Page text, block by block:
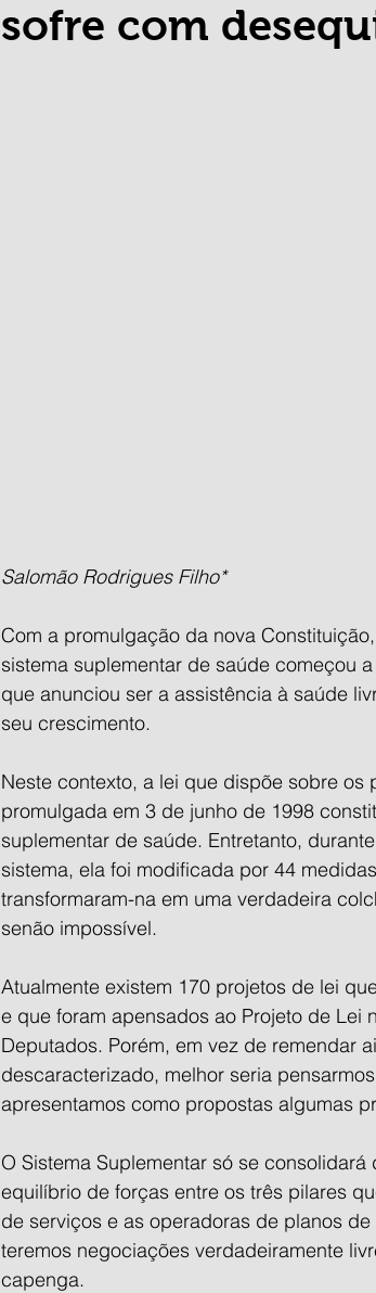
sofre com
Salomão Rodrigues Filho*
Com a promulgação da nova
sistema suplementar de saúde começou
que anunciou ser a assistência à saúde
seu crescimento.
Neste contexto, a lei que dispõe sobre
promulgada em 3 de junho de 1998
suplementar de saúde. Entretanto,
sistema, ela foi modificada por 44
transformaram-na em uma verdadeira
senão impossível.
Atualmente existem 170 projetos de lei
e que foram apensados ao Projeto de Lei
Deputados. Porém, em vez de remendar
descaracterizado, melhor seria
apresentamos como propostas algumas
O Sistema Suplementar só se
equilíbrio de forças entre os três pilares
de serviços e as operadoras de planos
teremos negociações verdadeiramente
capenga.